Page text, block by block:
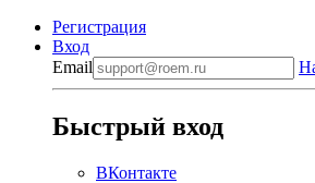
Регистрация
Вход
Email
Быстрый вход
ВКонтакте